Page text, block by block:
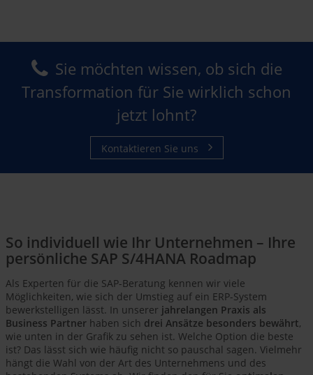
Sie möchten wissen, ob sich die
Transformation für Sie wirklich schon
jetzt lohnt?
Kontaktieren Sie uns
So individuell wie Ihr Unternehmen – Ihre
persönliche SAP S/4HANA Roadmap
Als Experten für die SAP-Beratung kennen wir viele
Möglichkeiten, wie sich der Umstieg auf ein ERP-System
bewerkstelligen lässt. In unserer jahrelangen Praxis als
Business Partner haben sich drei Ansätze besonders bewährt,
wie unten in der Grafik zu sehen ist. Welche Option die beste
ist? Das lässt sich wie häufig nicht so pauschal sagen. Vielmehr
hängt die Wahl von der Art des Unternehmens und des